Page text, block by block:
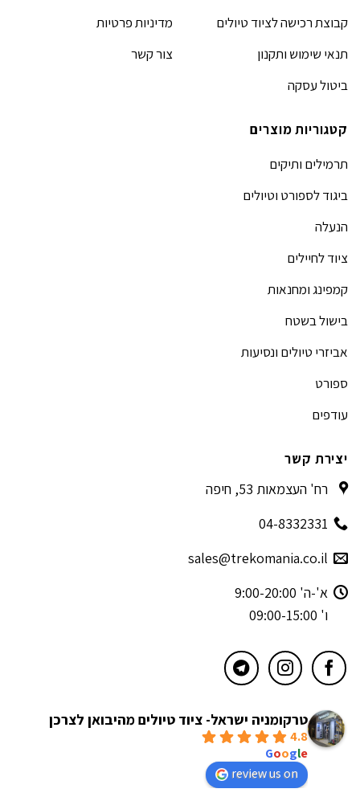
קבוצת רכישה לציוד טיולים
תנאי שימוש ותקנון
ביטול עסקה
מדיניות פרטיות
צור קשר
קטגוריות מוצרים
תרמילים ותיקים
ביגוד לספורט וטיולים
הנעלה
ציוד לחיילים
קמפינג ומחנאות
בישול בשטח
אביזרי טיולים ונסיעות
ספורט
עודפים
יצירת קשר
רח' העצמאות 53, חיפה
04-8332331
sales@trekomania.co.il
א'-ה' 9:00-20:00
ו' 09:00-15:00
טרקומניה ישראל- ציוד טיולים מהיבואן לצרכן
4.8
Google
review us on